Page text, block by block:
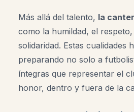
Más allá del talento, la
como la humildad, el
solidaridad. Estas cualidades
preparando no solo a
íntegras que representar el
honor, dentro y fuera de la